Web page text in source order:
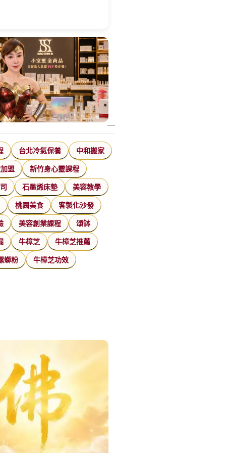
台北冷氣保養 中和搬家
盟 新竹身心靈課程
石墨烯床墊 美容教學
桃園美食 客製化沙發
美容創業課程 頌缽
牛樟芝 牛樟芝推薦
螄粉 牛樟芝功效